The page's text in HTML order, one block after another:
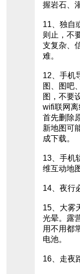
握岩石、
11、独自
则止，不
支复杂、
难。
12、手机
图、图吧
图，不要
wifi联网
首先删除
新地图可
成下载。
13、手机
维互动地
14、夜行
15、大雾
光晕。露
用不用都
电池。
16、走夜